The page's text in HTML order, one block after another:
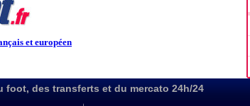
et européen
des transferts et du mercato 24h/24